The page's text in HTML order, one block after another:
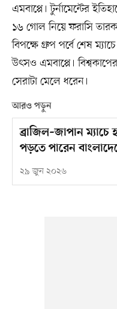
এমবাপ্পে। টুর্নামেন্টের
১৬ গোল নিয়ে ফরাসি
বিপক্ষে গ্রুপ পর্বে শেষ
উৎসও এমবাপ্পে।
সেরাটা মেলে ধরেন।
আরও পড়ুন
ব্রাজিল–জাপান
পড়তে পারেন
২৯ জুন ২০২৬